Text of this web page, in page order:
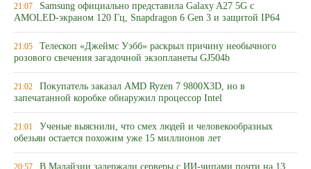
21:07 Samsung официально представила Galaxy A27 5G с
AMOLED-экраном 120 Гц, Snapdragon 6 Gen 3 и защитой IP64
21:05 Телескоп «Джеймс Уэбб» раскрыл причину необычного
розового свечения загадочной экзопланеты GJ504b
21:02 Покупатель заказал AMD Ryzen 7 9800X3D, но в
запечатанной коробке обнаружил процессор Intel
21:01 Ученые выяснили, что смех людей и человекообразных
обезьян остается похожим уже 15 миллионов лет
20:57 В Малайзии задержали серверы с ИИ-чипами почти на 13